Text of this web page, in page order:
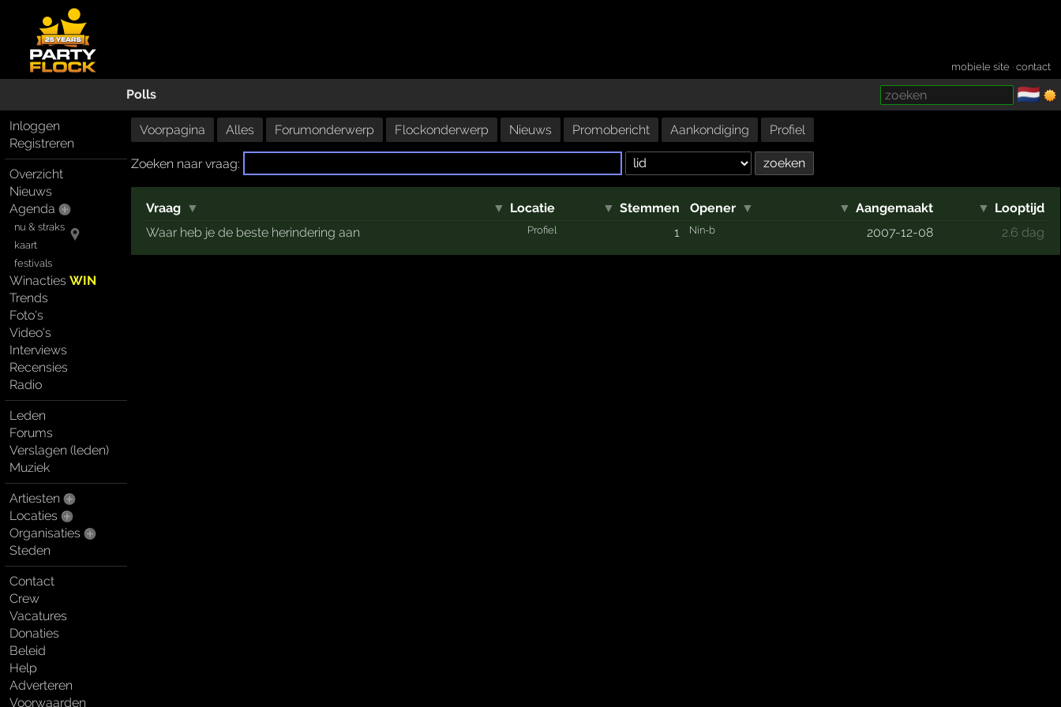
mobiele site ·contact
Polls 🇳🇱
Inloggen
Registreren
Overzicht
Nieuws
Agenda
nu & straks
kaart
festivals
WinactiesWIN
Trends
Foto's
Video's
Interviews
Recensies
Radio
Leden
Forums
Verslagen (leden)
Muziek
Artiesten
Locaties
Organisaties
Steden
Contact
Crew
Vacatures
Donaties
Beleid
Help
Adverteren
Voorwaarden
Voorpagina Alles Forumonderwerp Flockonderwerp Nieuws Promobericht Aankondiging Profiel
Zoeken naar vraag:
Vraag ▼ ▼ Locatie ▼ Stemmen Opener ▼ ▼ Aangemaakt ▼ Looptijd
Waar heb je de beste herindering aan
Profiel 1 Nin-b 2007-12-08 2.6 dag